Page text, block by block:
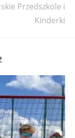
Przedszkole i
Kinderki